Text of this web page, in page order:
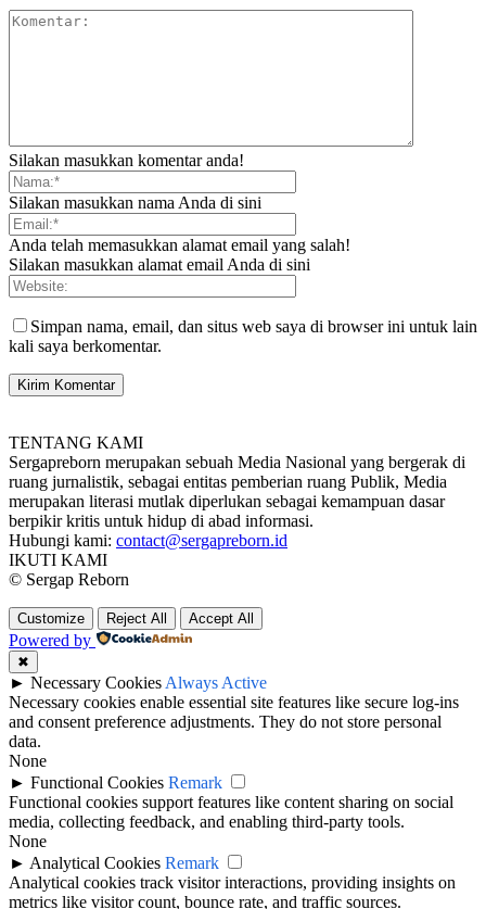
Silakan masukkan komentar anda!
Silakan masukkan nama Anda di sini
Anda telah memasukkan alamat email yang salah!
Silakan masukkan alamat email Anda di sini
Simpan nama, email, dan situs web saya di browser ini untuk lain
kali saya berkomentar.
TENTANG KAMI
Sergapreborn merupakan sebuah Media Nasional yang bergerak di
ruang jurnalistik, sebagai entitas pemberian ruang Publik, Media
merupakan literasi mutlak diperlukan sebagai kemampuan dasar
berpikir kritis untuk hidup di abad informasi.
Hubungi kami: contact@sergapreborn.id
IKUTI KAMI
© Sergap Reborn
Customize Reject All Accept All
Powered by
✖
► Necessary Cookies Always Active
Necessary cookies enable essential site features like secure log-ins
and consent preference adjustments. They do not store personal
data.
None
► Functional Cookies Remark
Functional cookies support features like content sharing on social
media, collecting feedback, and enabling third-party tools.
None
► Analytical Cookies Remark
Analytical cookies track visitor interactions, providing insights on
metrics like visitor count, bounce rate, and traffic sources.